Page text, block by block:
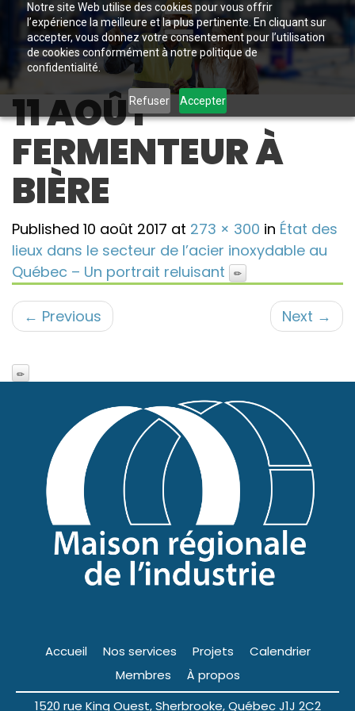
Notre site Web utilise des cookies pour vous offrir
l’expérience la meilleure et la plus pertinente. En cliquant sur
accepter, vous donnez votre consentement pour l’utilisation
de cookies conformément à notre politique de
confidentialité.
Refuser Accepter
11 AOÛT
FERMENTEUR À
BIÈRE
Published 10 août 2017 at 273 × 300 in État des
lieux dans le secteur de l’acier inoxydable au
Québec – Un portrait reluisant
← Previous Next →
Accueil Nos services Projets
Calendrier
Membres
À propos
1520 rue King Ouest, Sherbrooke, Québec J1J 2C2